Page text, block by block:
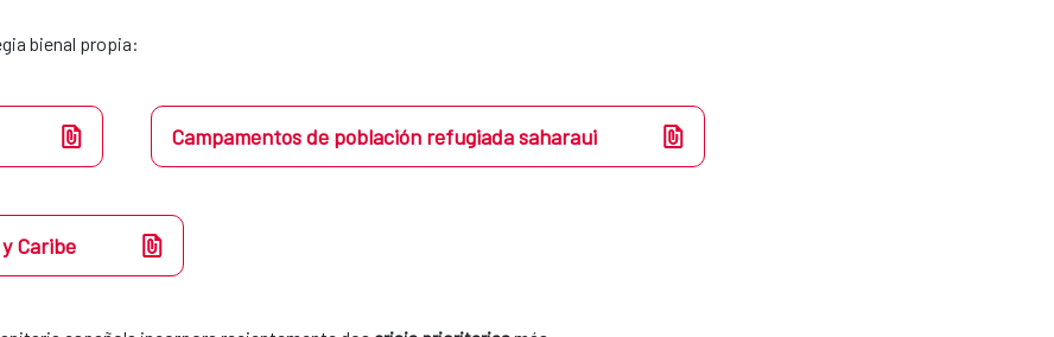
bienal propia:​​​​​​​
Campamentos de población refugiada saharaui
Caribe